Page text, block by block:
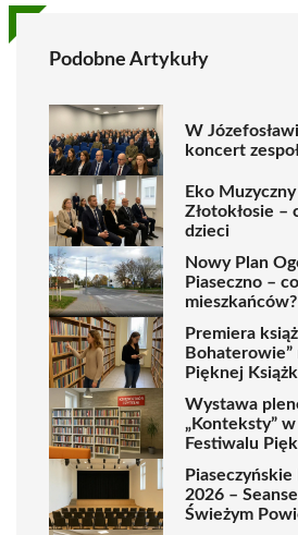
Podobne Artykuły
W
koncert
Eko
Złotokłosie –
dzieci
Nowy Plan
Piaseczno –
mieszkańców?
Premiera
Bohaterowie”
Pięknej
Wystawa
„Konteksty”
Festiwalu
2026 –
Świeżym